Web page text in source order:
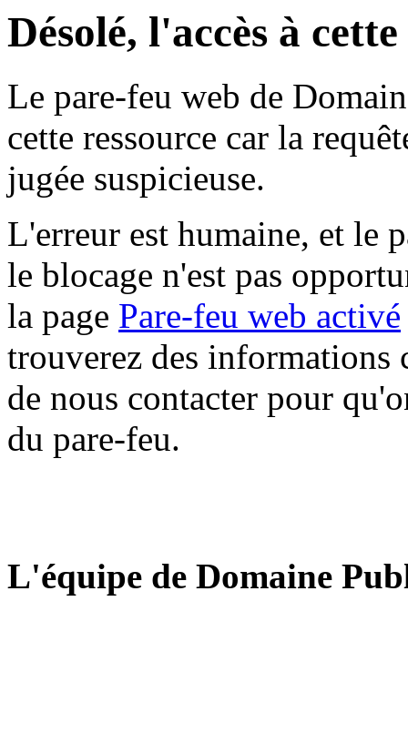
Désolé, l'accès à
Le pare-feu web de
cette ressource car la
jugée suspicieuse.
L'erreur est humaine, et le
le blocage n'est pas
la page Pare-feu web activé
trouverez des informations
de nous contacter pour
du pare-feu.
L'équipe de Domaine